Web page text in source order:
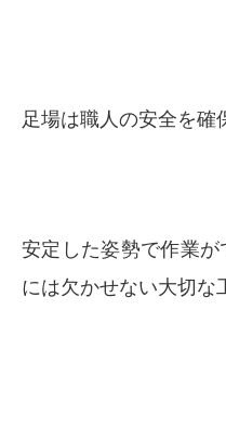
足場は職人の安全を確
安定した姿勢で作業
には欠かせない大切な